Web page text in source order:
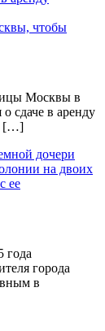
чтобы
Москвы в
сдаче в аренду
[…]
на двоих
ее
года
города
в